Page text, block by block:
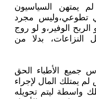
يمتهن السياسيون
تطوعي،وليس مجرد
الوفير،و لو روج
النزاعات، بدلا من
جميع الأطباء الحق
لم يمتلك المال لإجراء
واسطة ليتم تحويله